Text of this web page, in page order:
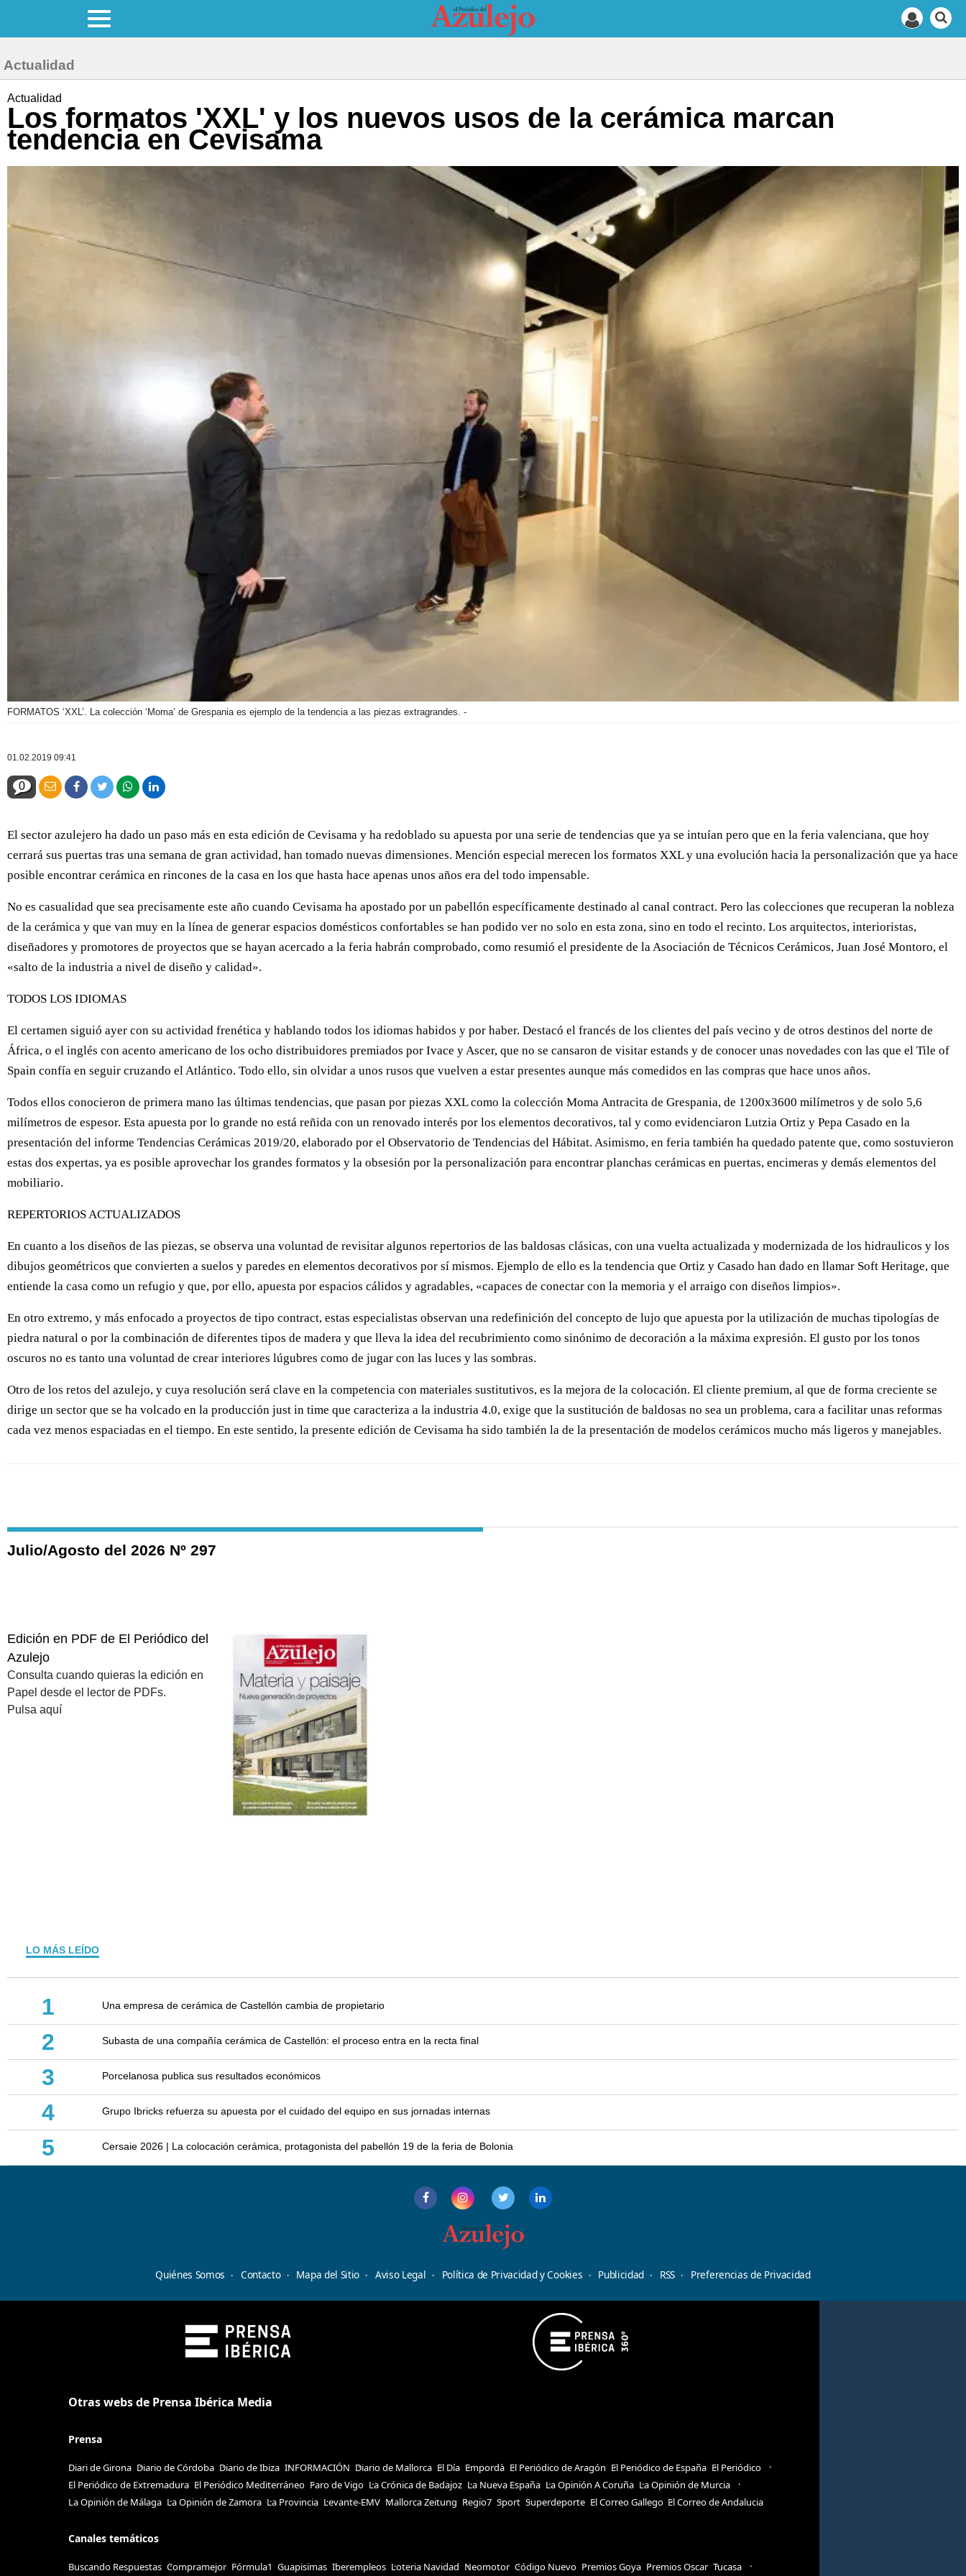
Actualidad
Actualidad
Los formatos 'XXL' y los nuevos usos de la cerámica marcan
tendencia en Cevisama
FORMATOS ‘XXL’. La colección ‘Moma’ de Grespania es ejemplo de la tendencia a las piezas extragrandes. -
01.02.2019 09:41
0
El sector azulejero ha dado un paso más en esta edición de Cevisama y ha redoblado su apuesta por una serie de tendencias que ya se intuían pero que en la feria valenciana, que hoy
cerrará sus puertas tras una semana de gran actividad, han tomado nuevas dimensiones. Mención especial merecen los formatos XXL y una evolución hacia la personalización que ya hace
posible encontrar cerámica en rincones de la casa en los que hasta hace apenas unos años era del todo impensable.
No es casualidad que sea precisamente este año cuando Cevisama ha apostado por un pabellón específicamente destinado al canal contract. Pero las colecciones que recuperan la nobleza
de la cerámica y que van muy en la línea de generar espacios domésticos confortables se han podido ver no solo en esta zona, sino en todo el recinto. Los arquitectos, interioristas,
diseñadores y promotores de proyectos que se hayan acercado a la feria habrán comprobado, como resumió el presidente de la Asociación de Técnicos Cerámicos, Juan José Montoro, el
«salto de la industria a nivel de diseño y calidad».
TODOS LOS IDIOMAS
El certamen siguió ayer con su actividad frenética y hablando todos los idiomas habidos y por haber. Destacó el francés de los clientes del país vecino y de otros destinos del norte de
África, o el inglés con acento americano de los ocho distribuidores premiados por Ivace y Ascer, que no se cansaron de visitar estands y de conocer unas novedades con las que el Tile of
Spain confía en seguir cruzando el Atlántico. Todo ello, sin olvidar a unos rusos que vuelven a estar presentes aunque más comedidos en las compras que hace unos años.
Todos ellos conocieron de primera mano las últimas tendencias, que pasan por piezas XXL como la colección Moma Antracita de Grespania, de 1200x3600 milímetros y de solo 5,6
milímetros de espesor. Esta apuesta por lo grande no está reñida con un renovado interés por los elementos decorativos, tal y como evidenciaron Lutzia Ortiz y Pepa Casado en la
presentación del informe Tendencias Cerámicas 2019/20, elaborado por el Observatorio de Tendencias del Hábitat. Asimismo, en feria también ha quedado patente que, como sostuvieron
estas dos expertas, ya es posible aprovechar los grandes formatos y la obsesión por la personalización para encontrar planchas cerámicas en puertas, encimeras y demás elementos del
mobiliario.
REPERTORIOS ACTUALIZADOS
En cuanto a los diseños de las piezas, se observa una voluntad de revisitar algunos repertorios de las baldosas clásicas, con una vuelta actualizada y modernizada de los hidraulicos y los
dibujos geométricos que convierten a suelos y paredes en elementos decorativos por sí mismos. Ejemplo de ello es la tendencia que Ortiz y Casado han dado en llamar Soft Heritage, que
entiende la casa como un refugio y que, por ello, apuesta por espacios cálidos y agradables, «capaces de conectar con la memoria y el arraigo con diseños limpios».
En otro extremo, y más enfocado a proyectos de tipo contract, estas especialistas observan una redefinición del concepto de lujo que apuesta por la utilización de muchas tipologías de
piedra natural o por la combinación de diferentes tipos de madera y que lleva la idea del recubrimiento como sinónimo de decoración a la máxima expresión. El gusto por los tonos
oscuros no es tanto una voluntad de crear interiores lúgubres como de jugar con las luces y las sombras.
Otro de los retos del azulejo, y cuya resolución será clave en la competencia con materiales sustitutivos, es la mejora de la colocación. El cliente premium, al que de forma creciente se
dirige un sector que se ha volcado en la producción just in time que caracteriza a la industria 4.0, exige que la sustitución de baldosas no sea un problema, cara a facilitar unas reformas
cada vez menos espaciadas en el tiempo. En este sentido, la presente edición de Cevisama ha sido también la de la presentación de modelos cerámicos mucho más ligeros y manejables.
Julio/Agosto del 2026 Nº 297
Edición en PDF de El Periódico del
Azulejo
Consulta cuando quieras la edición en
Papel desde el lector de PDFs.
Pulsa aquí
LO MÁS LEÍDO
1 Una empresa de cerámica de Castellón cambia de propietario
2 Subasta de una compañía cerámica de Castellón: el proceso entra en la recta final
3 Porcelanosa publica sus resultados económicos
4 Grupo Ibricks refuerza su apuesta por el cuidado del equipo en sus jornadas internas
5 Cersaie 2026 | La colocación cerámica, protagonista del pabellón 19 de la feria de Bolonia
Quiénes Somos Contacto Mapa del Sitio Aviso Legal Política de Privacidad y Cookies Publicidad RSS Preferencias de Privacidad
Otras webs de Prensa Ibérica Media
Prensa
Diari de Girona Diario de Córdoba Diario de Ibiza INFORMACIÓN Diario de Mallorca El Día Empordà El Periódico de Aragón El Periódico de España El Periódico
El Periódico de Extremadura El Periódico Mediterráneo Faro de Vigo La Crónica de Badajoz La Nueva España La Opinión A Coruña La Opinión de Murcia
La Opinión de Málaga La Opinión de Zamora La Provincia Levante-EMV Mallorca Zeitung Regio7 Sport Superdeporte El Correo Gallego El Correo de Andalucia
Canales temáticos
Buscando Respuestas Compramejor Fórmula1 Guapisimas Iberempleos Loteria Navidad Neomotor Código Nuevo Premios Goya Premios Oscar Tucasa